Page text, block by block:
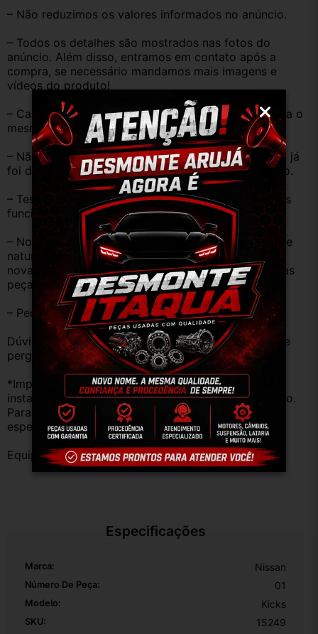
– Não reduzimos os valores informados no anúncio.
– Todos os detalhes são mostrados nas fotos do
anúncio. Além disso, entramos em contato após a
compra, se necessário mandamos mais imagens e
vídeos do produto!
– Caso o código original da peça do seu veículo seja o
mesmo descrito no anúncio servirá perfeitamente.
– Não temos informação sobre o KM, pois o veículo já
foi desmontado. No entanto, estão em ótimo estado.
– Testamos as peças antes de anunciar e enviar, elas
funcionam perfeitamente.
– Nossas peças são USADAS e apresentam desgaste
natural pelo tempo. Peças perfeitas são apenas as
novas e sem uso. No entanto, garantimos que nossas
peças estão em BOM ESTADO e foram testadas.
– Peças são ORIGINAIS USADAS.
Dúvidas sobre uso ou aplicação, utilizar o campo de
perguntas;
*Importante: Não nos responsabilizamos por
instalações inadequadas ou uso indevido do produto.
Para evitar problemas, consulte um profissional
especializado.
Equipe DESMONTE ARUJÁ.
Especificações
Marca: Nissan
Número De Peça: 01
Modelo: Kicks
SKU: 15249